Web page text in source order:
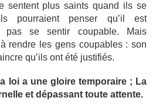
sentent plus saints quand ils se
pourraient penser qu’il est
pas se sentir coupable. Mais
rendre les gens coupables : son
qu’ils ont été justifiés.
loi a une gloire temporaire ; La
et dépassant toute attente.